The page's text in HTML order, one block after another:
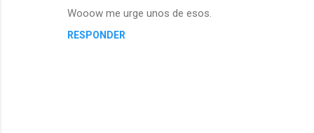
Wooow me urge unos de esos.
RESPONDER